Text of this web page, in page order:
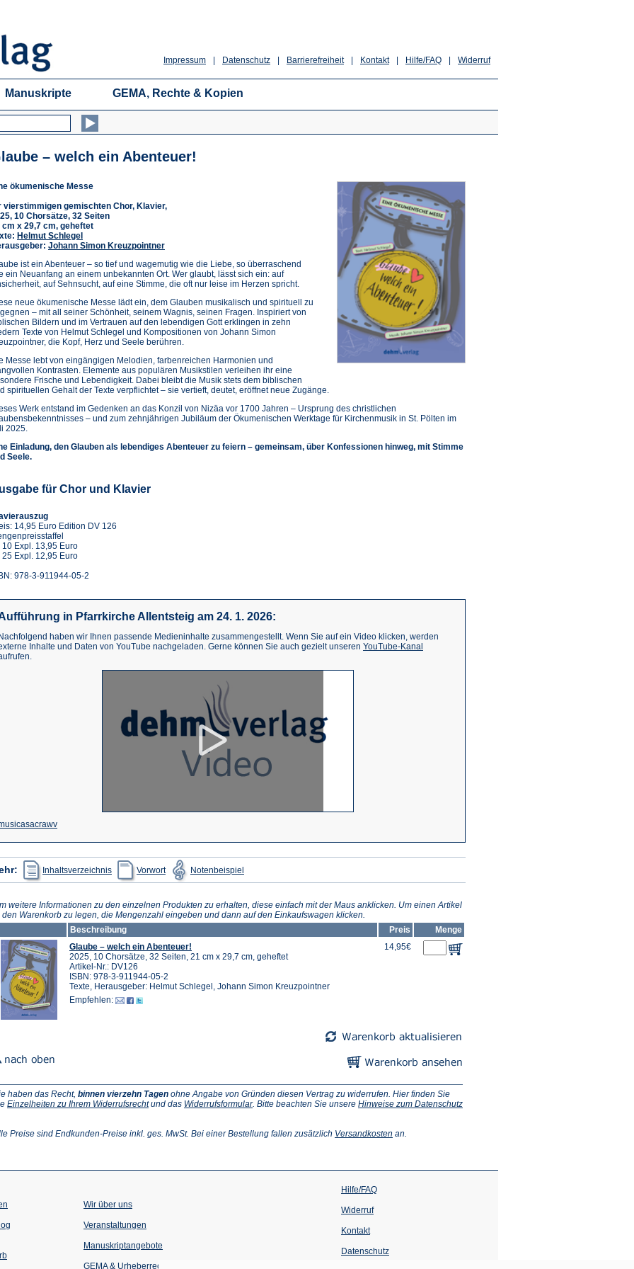
Widerruf
Hilfe/FAQ
Kontakt
Barrierefreiheit
Datenschutz
Impressum
Manuskripte GEMA, Rechte & Kopien
– welch ein Abenteuer!
ökumenische Messe
vierstimmigen gemischten Chor, Klavier,
10 Chorsätze, 32 Seiten
cm x 29,7 cm, geheftet
Helmut Schlegel
Johann Simon Kreuzpointner
ist ein Abenteuer – so tief und wagemutig wie die Liebe, so überraschend
ein Neuanfang an einem unbekannten Ort. Wer glaubt, lässt sich ein: auf
auf Sehnsucht, auf eine Stimme, die oft nur leise im Herzen spricht.
neue ökumenische Messe lädt ein, dem Glauben musikalisch und spirituell zu
– mit all seiner Schönheit, seinem Wagnis, seinen Fragen. Inspiriert von
Bildern und im Vertrauen auf den lebendigen Gott erklingen in zehn
Texte von Helmut Schlegel und Kompositionen von Johann Simon
die Kopf, Herz und Seele berühren.
Messe lebt von eingängigen Melodien, farbenreichen Harmonien und
Kontrasten. Elemente aus populären Musikstilen verleihen ihr eine
Frische und Lebendigkeit. Dabei bleibt die Musik stets dem biblischen
spirituellen Gehalt der Texte verpflichtet – sie vertieft, deutet, eröffnet neue Zugänge.
Werk entstand im Gedenken an das Konzil von Nizäa vor 1700 Jahren – Ursprung des christlichen
– und zum zehnjährigen Jubiläum der Ökumenischen Werktage für Kirchenmusik in St. Pölten im
2025.
Einladung, den Glauben als lebendiges Abenteuer zu feiern – gemeinsam, über Konfessionen hinweg, mit Stimme
Seele.
für Chor und Klavier
14,95 Euro Edition DV 126
10 Expl. 13,95 Euro
25 Expl. 12,95 Euro
978-3-911944-05-2
in Pfarrkirche Allentsteig am 24. 1. 2026:
Nachfolgend haben wir Ihnen passende Medieninhalte zusammengestellt. Wenn Sie auf ein Video klicken, werden
Inhalte und Daten von YouTube nachgeladen. Gerne können Sie auch gezielt unseren YouTube-Kanal
(Öffnet
in
einem
neuen
Inhaltsverzeichnis
(Öffnet
in
einem
Tab)
Vorwort
(Öffnet
in
einem
Tab)
Notenbeispiel in
einem
Tab)
weitere Informationen zu den einzelnen Produkten zu erhalten, diese einfach mit der Maus anklicken. Um einen Artikel
den Warenkorb zu legen, die Mengenzahl eingeben und dann auf den Einkaufswagen klicken.
Beschreibung
Preis
Menge
Glaube – welch ein Abenteuer!
2025, 10 Chorsätze, 32 Seiten, 21 cm x 29,7 cm, geheftet
Artikel-Nr.: DV126
ISBN: 978-3-911944-05-2
Texte, Herausgeber: Helmut Schlegel, Johann Simon Kreuzpointner
Empfehlen:
14,95€
haben das Recht, binnen vierzehn Tagen ohne Angabe von Gründen diesen Vertrag zu widerrufen. Hier finden Sie
Einzelheiten zu Ihrem Widerrufsrecht(Öffnet
neuen
und das Widerrufsformular(Öffnet
neuen
. Bitte beachten Sie unsere Hinweise zum Datenschutz
Preise sind Endkunden-Preise inkl. ges. MwSt. Bei einer Bestellung fallen zusätzlich Versandkosten (Öffnet
Tab)
an.
Wir über uns
Veranstaltungen
einem
Tab)
Manuskriptangebote
GEMA & Urheberrecht
Hilfe/FAQ
Widerruf
Kontakt
Datenschutz